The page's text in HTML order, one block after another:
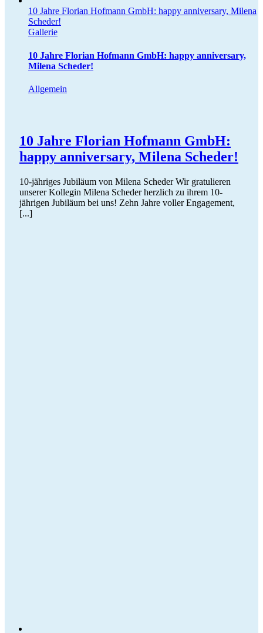
10 Jahre Florian Hofmann GmbH: happy anniversary, Milena
Scheder!
Gallerie
10 Jahre Florian Hofmann GmbH: happy anniversary,
Milena Scheder!
Allgemein
10 Jahre Florian Hofmann GmbH:
happy anniversary, Milena Scheder!
10-jähriges Jubiläum von Milena Scheder Wir gratulieren
unserer Kollegin Milena Scheder herzlich zu ihrem 10-
jährigen Jubiläum bei uns! Zehn Jahre voller Engagement,
[...]